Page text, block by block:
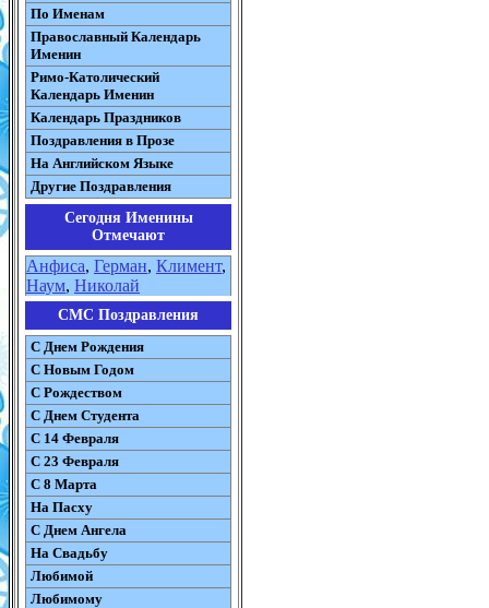
По Именам
Православный Календарь
Именин
Римо-Католический
Календарь Именин
Календарь Праздников
Поздравления в Прозе
На Английском Языке
Другие Поздравления
Сегодня Именины
Отмечают
Анфиса, Герман, Климент,
Наум, Николай
СМС Поздравления
С Днем Рождения
С Новым Годом
С Рождеством
C Днем Студента
С 14 Февраля
С 23 Февраля
С 8 Марта
На Пасху
C Днем Ангела
На Свадьбу
Любимой
Любимому